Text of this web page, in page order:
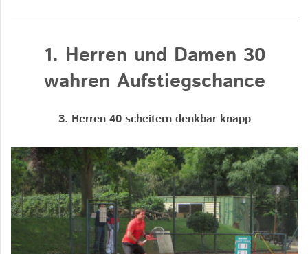
1. Herren und Damen 30
wahren Aufstiegschance
3. Herren 40 scheitern denkbar knapp